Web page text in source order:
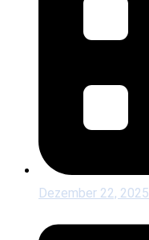
Dezember 22, 2025